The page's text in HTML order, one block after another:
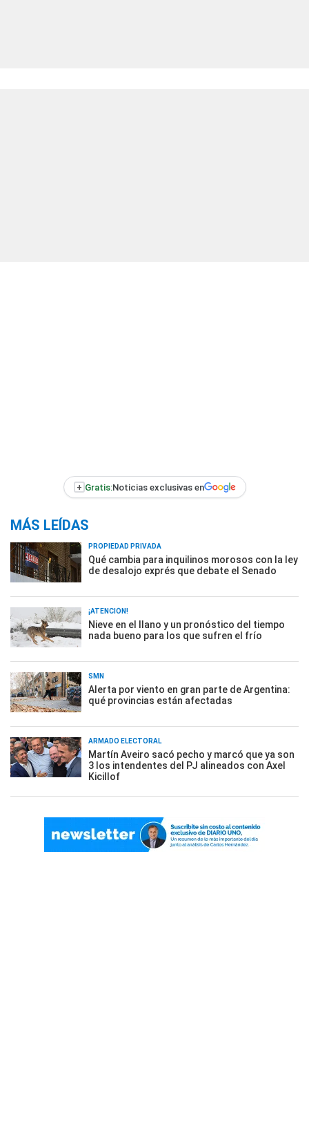
+ Gratis:Noticias exclusivas en
MÁS LEÍDAS
PROPIEDAD PRIVADA
Qué cambia para inquilinos morosos con la ley
de desalojo exprés que debate el Senado
¡ATENCIÓN!
Nieve en el llano y un pronóstico del tiempo
nada bueno para los que sufren el frío
SMN
Alerta por viento en gran parte de Argentina:
qué provincias están afectadas
ARMADO ELECTORAL
Martín Aveiro sacó pecho y marcó que ya son
3 los intendentes del PJ alineados con Axel
Kicillof